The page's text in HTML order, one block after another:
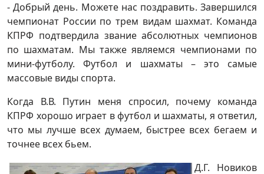
- Добрый день. Можете нас поздравить. Завершился
чемпионат России по трем видам шахмат. Команда
КПРФ подтвердила звание абсолютных чемпионов
по шахматам. Мы также являемся чемпионами по
мини-футболу. Футбол и шахматы – это самые
массовые виды спорта.
Когда В.В. Путин меня спросил, почему команда
КПРФ хорошо играет в футбол и шахматы, я ответил,
что мы лучше всех думаем, быстрее всех бегаем и
точнее всех бьем.
Д.Г. Новиков